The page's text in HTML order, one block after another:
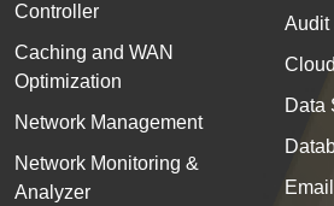
Controller
Caching and WAN
Optimization
Network Management
Network Monitoring &
Analyzer
Audit
Data